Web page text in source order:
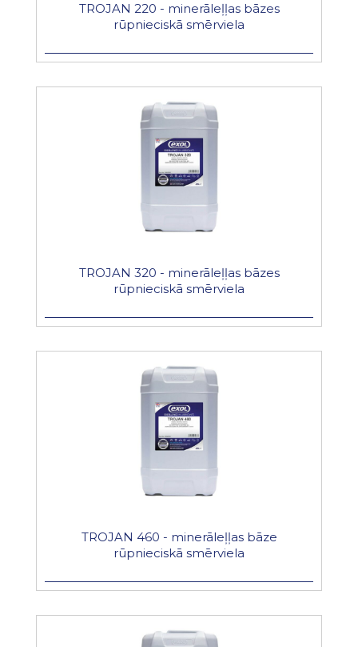
TROJAN 220 - minerāleļļas bāzes
rūpnieciskā smērviela
TROJAN 320 - minerāleļļas bāzes
rūpnieciskā smērviela
TROJAN 460 - minerāleļļas bāze
rūpnieciskā smērviela